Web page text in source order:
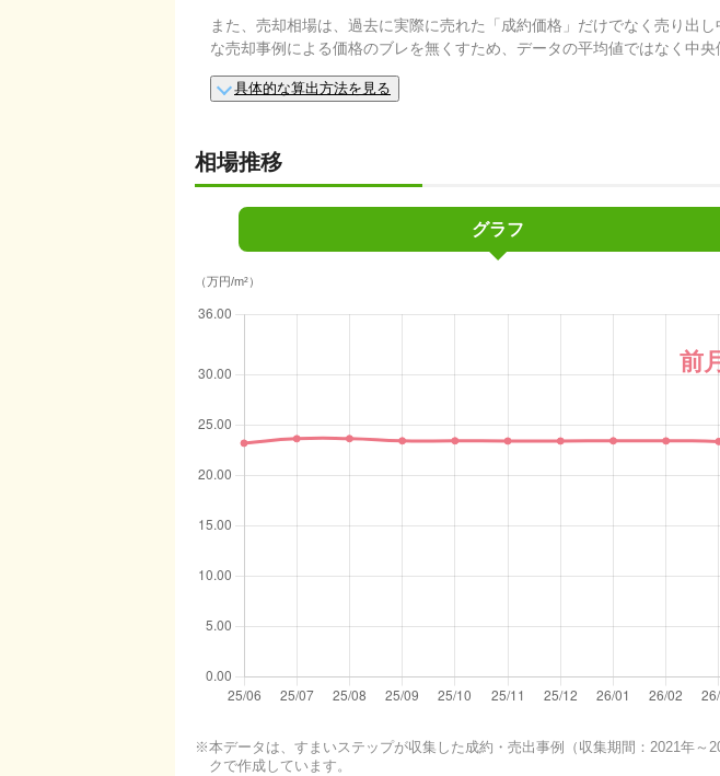
また、売却相場は、過去に実際に売れた「成約価格」だけでなく売り出
な売却事例による価格のブレを無くすため、データの平均値ではなく中央
具体的な算出方法を見る
相場推移
グラフ
（万円/m²）
前
本データは、すまいステップが収集した成約・売出事例（収集期間：2021年
クで作成しています。